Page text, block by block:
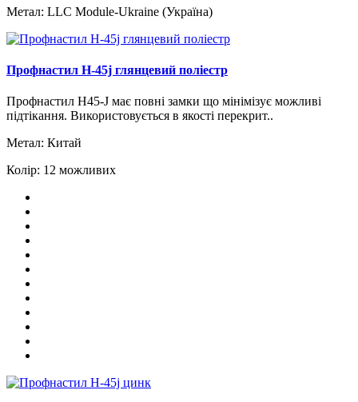
Метал: LLC Module-Ukraine (Україна)
Профнастил H-45j глянцевий поліестр
Профнастил H45-J має повні замки що мінімізує можливі
підтікання. Використовується в якості перекрит..
Метал: Китай
Колір: 12 можливих